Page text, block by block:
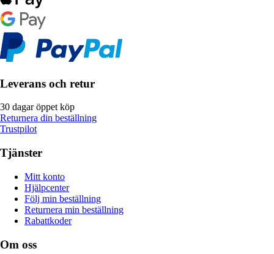
Leverans och retur
30 dagar öppet köp
Returnera din beställning
Trustpilot
Tjänster
Mitt konto
Hjälpcenter
Följ min beställning
Returnera min beställning
Rabattkoder
Om oss